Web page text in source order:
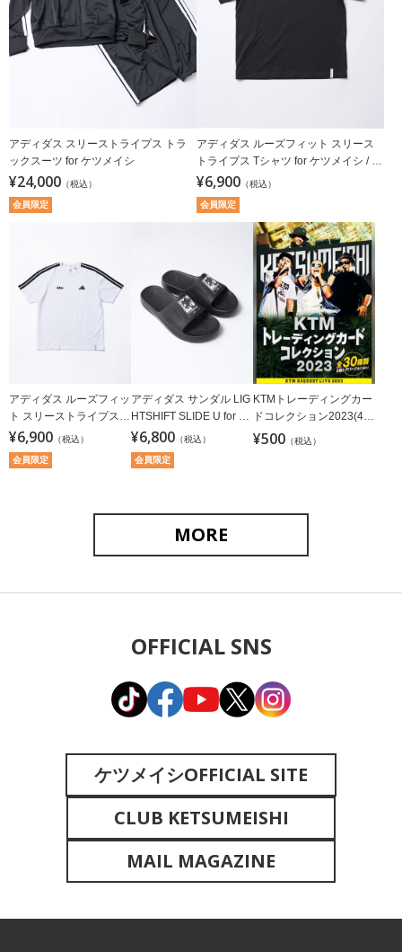
アディダス スリーストライプス トラ
ックスーツ for ケツメイシ
¥24,000 （税込）
会員限定
アディダス ルーズフィット スリース
トライプス Tシャツ for ケツメイシ / B
LACK
¥6,900 （税込）
会員限定
アディダス ルーズフィッ
ト スリーストライプス T
シャツ for ケツメイシ / W
HITE
¥6,900 （税込）
会員限定
アディダス サンダル LIG
HTSHIFT SLIDE U for ケ
ツメイシ / BLACK
¥6,800 （税込）
会員限定
KTMトレーディングカー
ドコレクション2023(4枚
入り/全30種/ランダム)
¥500 （税込）
MORE
OFFICIAL SNS
ケツメイシOFFICIAL SITE
CLUB KETSUMEISHI
MAIL MAGAZINE